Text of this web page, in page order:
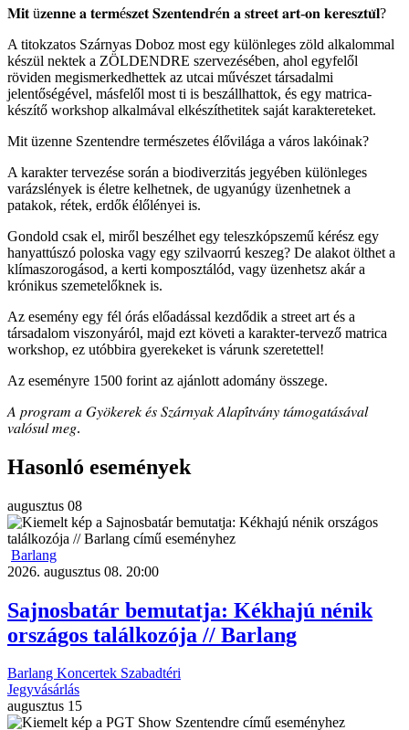
𝐌𝐢𝐭 ü𝐳𝐞𝐧𝐧𝐞 𝐚 𝐭𝐞𝐫𝐦é𝐬𝐳𝐞𝐭 𝐒𝐳𝐞𝐧𝐭𝐞𝐧𝐝𝐫é𝐧 𝐚 𝐬𝐭𝐫𝐞𝐞𝐭 𝐚𝐫𝐭-𝐨𝐧 𝐤𝐞𝐫𝐞𝐬𝐳𝐭𝐮̈𝐥?
A titokzatos Szárnyas Doboz most egy különleges zöld alkalommal
készül nektek a ZÖLDENDRE szervezésében, ahol egyfelől
röviden megismerkedhettek az utcai művészet társadalmi
jelentőségével, másfelől most ti is beszállhattok, és egy matrica-
készítő workshop alkalmával elkészíthetitek saját karaktereteket.
Mit üzenne Szentendre természetes élővilága a város lakóinak?
A karakter tervezése során a biodiverzitás jegyében különleges
varázslények is életre kelhetnek, de ugyanúgy üzenhetnek a
patakok, rétek, erdők élőlényei is.
Gondold csak el, miről beszélhet egy teleszkópszemű kérész egy
hanyattúszó poloska vagy egy szilvaorrú keszeg? De alakot ölthet a
klímaszorogásod, a kerti komposztálód, vagy üzenhetsz akár a
krónikus szemetelőknek is.
Az esemény egy fél órás előadással kezdődik a street art és a
társadalom viszonyáról, majd ezt követi a karakter-tervező matrica
workshop, ez utóbbira gyerekeket is várunk szeretettel!
Az eseményre 1500 forint az ajánlott adomány összege.
𝐴 𝑝𝑟𝑜𝑔𝑟𝑎𝑚 𝑎 𝐺𝑦𝑜̈𝑘𝑒𝑟𝑒𝑘 𝑒́𝑠 𝑆𝑧𝑎́𝑟𝑛𝑦𝑎𝑘 𝐴𝑙𝑎𝑝𝑖́𝑡𝑣𝑎́𝑛𝑦 𝑡𝑎́𝑚𝑜𝑔𝑎𝑡𝑎́𝑠𝑎́𝑣𝑎𝑙
𝑣𝑎𝑙𝑜́𝑠𝑢𝑙 𝑚𝑒𝑔.
Hasonló események
augusztus 08
Barlang
2026. augusztus 08. 20:00
Sajnosbatár bemutatja: Kékhajú nénik
országos találkozója // Barlang
Barlang Koncertek Szabadtéri
Jegyvásárlás
augusztus 15